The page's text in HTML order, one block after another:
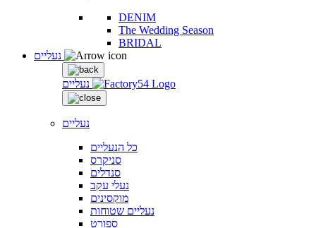
DENIM
The Wedding Season
BRIDAL
נעליים
נעליים
כל הנעליים
סניקרס
סנדלים
נעלי עקב
מוקסינים
נעליים שטוחות
ספורט